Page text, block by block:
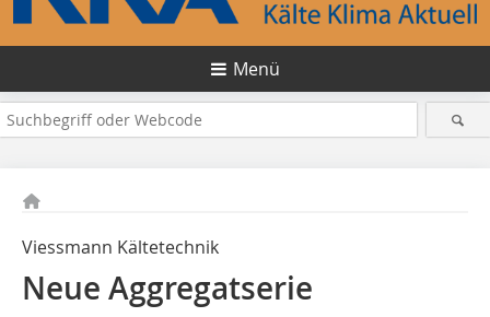
Menü
Viessmann Kältetechnik
Neue Aggregatserie